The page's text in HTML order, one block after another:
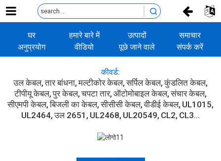
घर हमारे बारे में उत्पादों
समाचार
अनुप्रयोग
वीडियो
पूछे जाने वाले
प्रश्न
संपर्क करें
कीवर्ड:
उल केबल तार बांधना मल्टीकोर केबल सर्पिल केबल कुंडलित केबल
टीपीयू केबल पुर केबल चपटा तार ऑटोमोबाइल केबल संचार केबल
सीएमपी केबल बिजली का केबल सीसीसी केबल वीडीई केबल UL1015
UL2464 उल 2651 UL2468 UL20549 CL2 CL3...